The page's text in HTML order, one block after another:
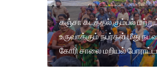
கஞ்சா கடத்தல் கும்பல்
உருவாக்கும் நபர்கள் மீது
கோரி சாலை மறியல்